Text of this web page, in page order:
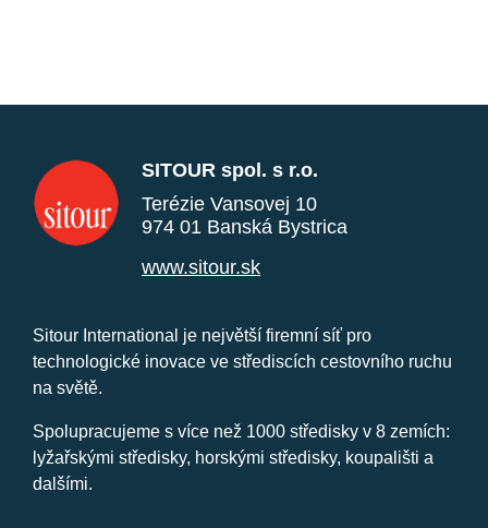
SITOUR spol. s r.o.
Terézie Vansovej 10
974 01 Banská Bystrica
www.sitour.sk
Sitour International je největší firemní síť pro
technologické inovace ve střediscích cestovního ruchu
na světě.
Spolupracujeme s více než 1000 středisky v 8 zemích:
lyžařskými středisky, horskými středisky, koupališti a
dalšími.